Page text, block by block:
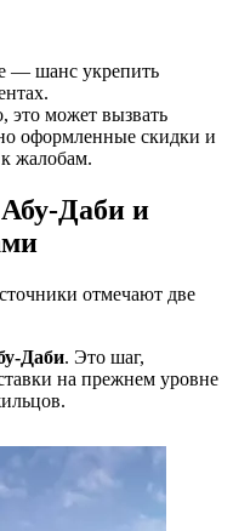
— шанс укрепить
это может вызвать
оформленные скидки и
жалобам.
и
отмечают две
. Это шаг,
на прежнем уровне